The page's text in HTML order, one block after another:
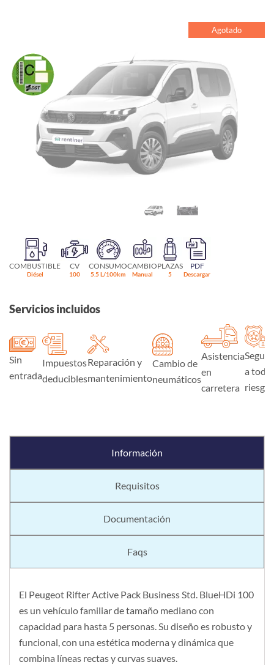
Agotado
COMBUSTIBLE
Diésel
CV
100
CONSUMO
5.5 L/100km
CAMBIO
Manual
PLAZAS
5
PDF
Descargar
Servicios incluidos
Sin
entrada
Impuestos
deducibles
Reparación y
mantenimiento
Cambio de
neumáticos
Asistencia
en
carretera
Seguro
a todo
riesgo
Información
Requisitos
Documentación
Faqs
El Peugeot Rifter Active Pack Business Std. BlueHDi 100
es un vehículo familiar de tamaño mediano con
capacidad para hasta 5 personas. Su diseño es robusto y
funcional, con una estética moderna y dinámica que
combina líneas rectas y curvas suaves.